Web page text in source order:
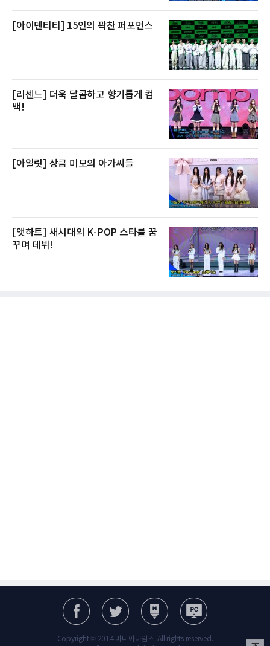
[아이덴티티] 15인의 꽉찬 퍼포먼스
[리센느] 더욱 달콤하고 향기롭게 컴
백!
[아일릿] 상큼 미모의 아가씨들
[앳하트] 새시대의 K-POP 스타를 꿈
꾸며 데뷔!
Copyright © 2014 마니아타임즈. All rights reserved.